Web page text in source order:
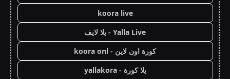
koora live
Yalla Live - يلا لايف
كورة اون لاين - koora onl
يلا كورة - yallakora